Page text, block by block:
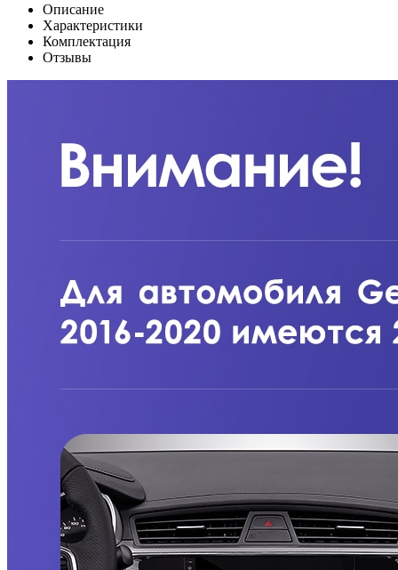
Описание
Характеристики
Комплектация
Отзывы